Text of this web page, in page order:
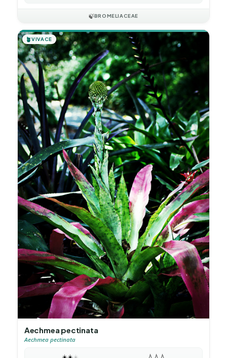
🍃BROMELIACEAE
🪴VIVACE
Aechmea pectinata
Aechmea pectinata